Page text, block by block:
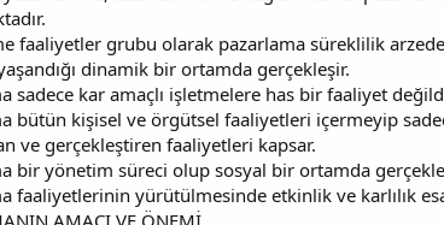
faaliyetler grubu olarak pazarlama süreklilik
dinamik bir ortamda gerçekleşir.
sadece kar amaçlı işletmelere has bir faaliyet
bütün kişisel ve örgütsel faaliyetleri içermeyip
ve gerçekleştiren faaliyetleri kapsar.
bir yönetim süreci olup sosyal bir ortamda
faaliyetlerinin yürütülmesinde etkinlik ve karlılık
AMACI VE ÖNEMİ